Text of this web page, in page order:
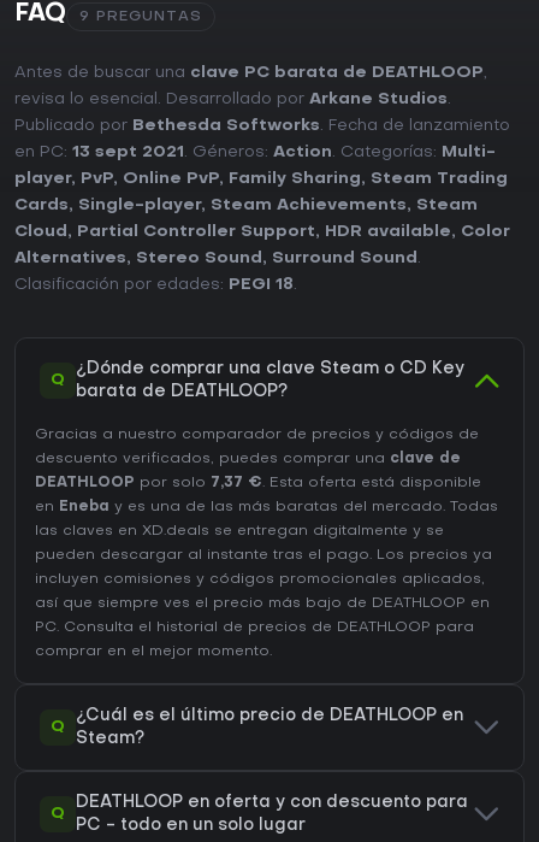
FAQ 9 PREGUNTAS
Antes de buscar una clave PC barata de DEATHLOOP,
revisa lo esencial. Desarrollado por Arkane Studios.
Publicado por Bethesda Softworks. Fecha de lanzamiento
en PC: 13 sept 2021 . Géneros: Action. Categorías:
Multi-
player, PvP, Online PvP, Family Sharing, Steam Trading
Cards, Single-player, Steam Achievements, Steam
Cloud , Partial Controller Support, HDR available, Color
Alternatives, Stereo Sound , Surround Sound .
Clasificación por edades:
PEGI 18.
Q
¿Dónde comprar una clave Steam o CD Key
barata de DEATHLOOP?
Gracias a nuestro comparador de precios y códigos de
descuento verificados, puedes comprar una clave de
DEATHLOOP por solo 7,37 €. Esta oferta está disponible
en Eneba y es una de las más baratas del mercado. Todas
las claves en XD.deals se entregan digitalmente y se
pueden descargar al instante tras el pago. Los precios ya
incluyen comisiones y códigos promocionales aplicados,
así que siempre ves el precio más bajo de DEATHLOOP en
PC. Consulta el historial de precios de DEATHLOOP para
comprar en el mejor momento.
Q
¿Cuál es el último precio de DEATHLOOP en
Steam?
Q
DEATHLOOP en oferta y con descuento para
PC - todo en un solo lugar